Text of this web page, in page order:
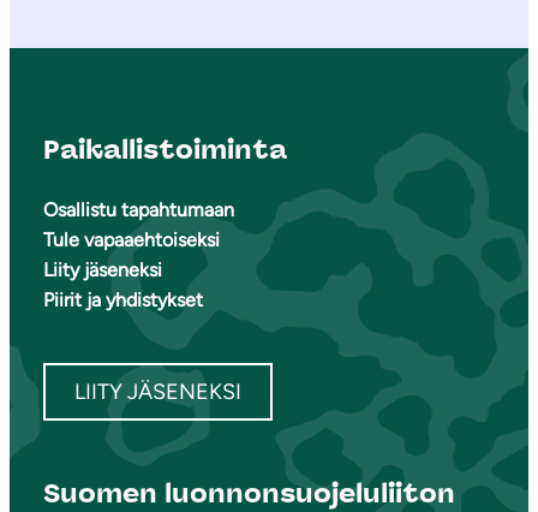
Paikallistoiminta
Osallistu tapahtumaan
Tule vapaaehtoiseksi
Liity jäseneksi
Piirit ja yhdistykset
LIITY JÄSENEKSI
Suomen luonnonsuojeluliiton